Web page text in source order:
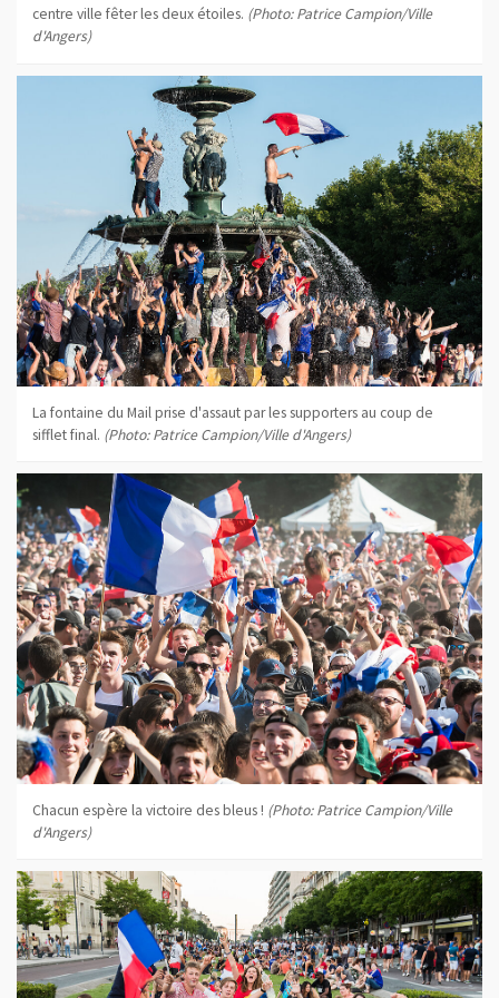
centre ville fêter les deux étoiles. (Photo: Patrice Campion/Ville
d'Angers)
La fontaine du Mail prise d'assaut par les supporters au coup de
sifflet final. (Photo: Patrice Campion/Ville d'Angers)
Chacun espère la victoire des bleus ! (Photo: Patrice Campion/Ville
d'Angers)